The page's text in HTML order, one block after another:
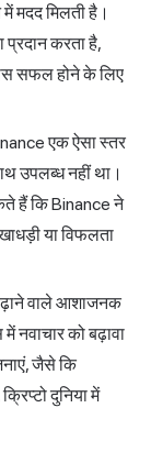
मदद मिलती है।
प्रदान करता है,
सफल होने के लिए
एक ऐसा स्तर
उपलब्ध नहीं था।
हैं कि Binance ने
या विफलता
वाले आशाजनक
को बढ़ावा
जैसे कि
दुनिया में